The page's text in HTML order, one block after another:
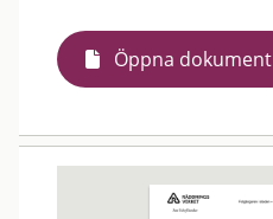
Öppna dokument